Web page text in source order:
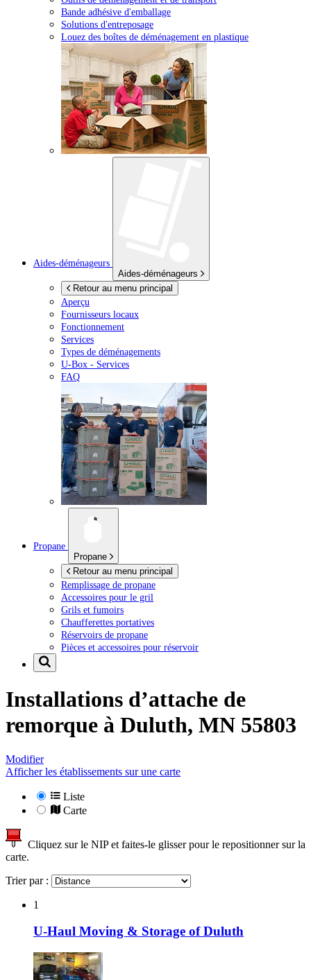
Bande adhésive d'emballage
Solutions d'entreposage
Louez des boîtes de déménagement en plastique
Aides-déménageurs
Aides-déménageurs
Retour au menu principal
Aperçu
Fournisseurs locaux
Fonctionnement
Services
Types de déménagements
U-Box - Services
FAQ
Propane
Propane
Retour au menu principal
Remplissage de propane
Accessoires pour le gril
Grils et fumoirs
Chaufferettes portatives
Réservoirs de propane
Pièces et accessoires pour réservoir
Installations d’attache de
remorque à Duluth, MN 55803
Modifier
Afficher les établissements sur une carte
Liste
Carte
Cliquez sur le NIP et faites-le glisser pour le repositionner sur la
carte.
Trier par :
1
U-Haul Moving & Storage of Duluth